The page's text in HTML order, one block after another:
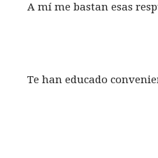
A mí me bastan esas
Te han educado